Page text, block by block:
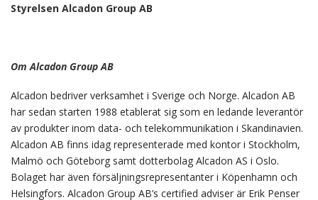
Styrelsen Alcadon Group AB
Om Alcadon Group AB
Alcadon bedriver verksamhet i Sverige och Norge. Alcadon AB
har sedan starten 1988 etablerat sig som en ledande leverantör
av produkter inom data- och telekommunikation i Skandinavien.
Alcadon AB finns idag representerade med kontor i Stockholm,
Malmö och Göteborg samt dotterbolag Alcadon AS i Oslo.
Bolaget har även försäljningsrepresentanter i Köpenhamn och
Helsingfors. Alcadon Group AB’s certified adviser är Erik Penser